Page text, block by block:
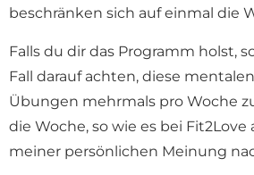
beschränken sich auf einmal die
Falls du dir das Programm holst,
Fall darauf achten, diese mentalen
Übungen mehrmals pro Woche
die Woche, so wie es bei Fit2Love
meiner persönlichen Meinung